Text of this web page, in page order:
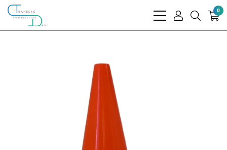
bars
user
search
0